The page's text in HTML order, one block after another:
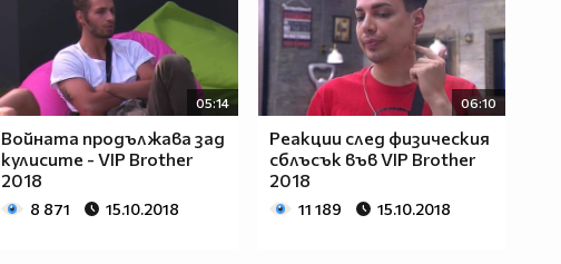
05:14
Войната продължава зад
кулисите - VIP Brother
2018
8 871 15.10.2018
06:10
Реакции след физическия
сблъсък във VIP Brother
2018
11 189 15.10.2018